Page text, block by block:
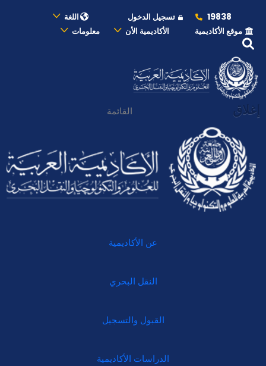
19838 تسجيل الدخول
اللغة
موقع الأكاديمية
الأكاديمية الأن معلومات
إغلاق القائمة
عن الأكاديمية
النقل البحري
القبول والتسجيل
الدراسات الأكاديمية